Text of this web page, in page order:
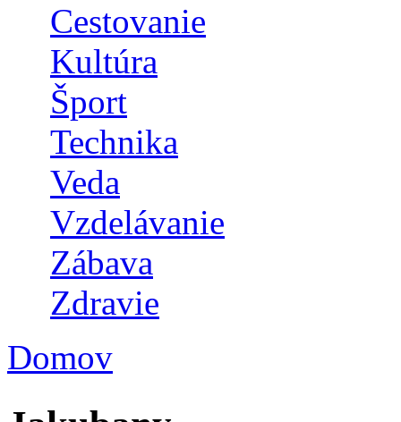
Cestovanie
Kultúra
Šport
Technika
Veda
Vzdelávanie
Zábava
Zdravie
Nachádzate sa tu
Domov